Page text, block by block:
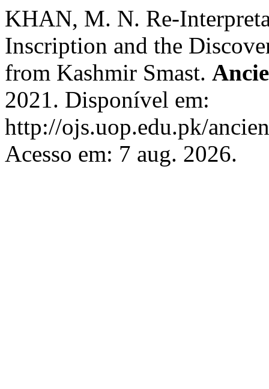
KHAN, M. N. Re-
Inscription and the
from Kashmir Smast.
2021. Disponível em:
http://ojs.uop.edu.pk/
Acesso em: 7 aug. 2026.